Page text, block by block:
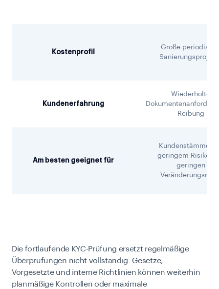
Kostenprofil
Große
Kundenerfahrung
Wiederholte
Reibung
Am besten geeignet für
Kundenstämme
geringem Risiko
geringen
Die fortlaufende KYC-Prüfung ersetzt regelmäßige
Überprüfungen nicht vollständig. Gesetze,
Vorgesetzte und interne Richtlinien können weiterhin
planmäßige Kontrollen oder maximale